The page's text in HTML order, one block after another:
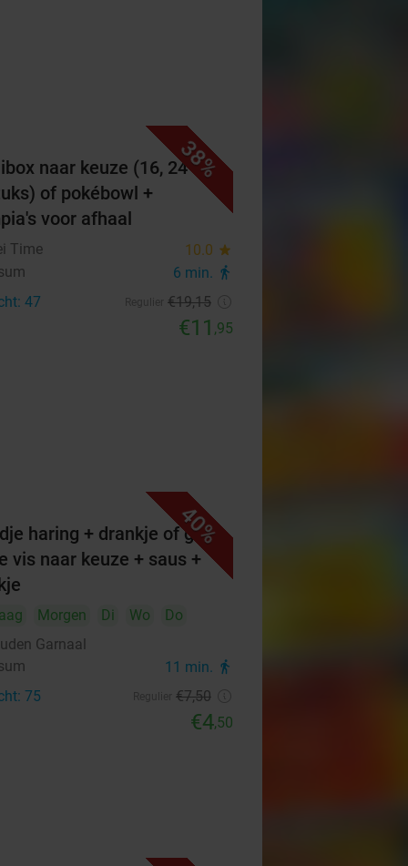
38%
naar keuze (16, 24 of
of pokébowl +
voor afhaal
Time 10.0 star
6 min. directions_walk
47 €19,15
€11 ,95
40%
haring + drankje of grote
vis naar keuze + saus +
Morgen Di Wo
Do
Garnaal
11 min. directions_walk
75 €7,50
€4,50